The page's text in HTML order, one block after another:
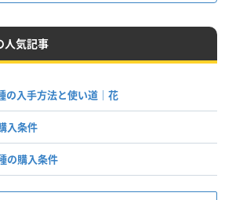
人気記事
の入手方法と使い道｜花
入条件
の購入条件